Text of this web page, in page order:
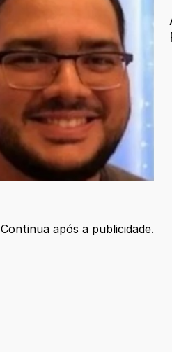
Continua após a publicidade.